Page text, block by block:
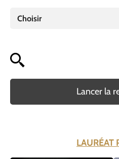
Choisir
Lancer la
LAURÉAT